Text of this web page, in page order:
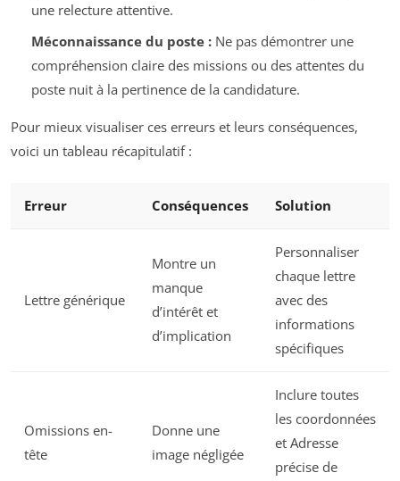
une relecture attentive.
Méconnaissance du poste :Ne pas démontrer une
compréhension claire des missions ou des attentes du
poste nuit à la pertinence de la candidature.
Pour mieux visualiser ces erreurs et leurs conséquences,
voici un tableau récapitulatif :
Erreur Conséquences Solution
Lettre générique
Montre un
manque
d’intérêt et
d’implication
Personnaliser
chaque lettre
avec des
informations
spécifiques
Omissions en-
tête
Donne une
image négligée
Inclure toutes
les coordonnées
et Adresse
précise de